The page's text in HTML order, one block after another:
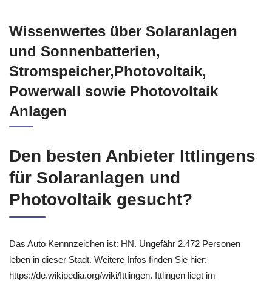
Wissenwertes über Solaranlagen
und Sonnenbatterien,
Stromspeicher,Photovoltaik,
Powerwall sowie Photovoltaik
Anlagen
Den besten Anbieter Ittlingens
für Solaranlagen und
Photovoltaik gesucht?
Das Auto Kennnzeichen ist: HN. Ungefähr 2.472 Personen
leben in dieser Stadt. Weitere Infos finden Sie hier:
https://de.wikipedia.org/wiki/Ittlingen. Ittlingen liegt im